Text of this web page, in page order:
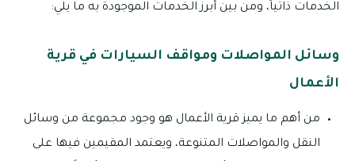
الخدمات ذاتياً، ومن بين أبرز الخدمات الموجودة به ما يلي:
وسائل المواصلات ومواقف السيارات في قرية
الأعمال
من أهم ما يميز قرية الأعمال هو وجود مجموعة من وسائل
النقل والمواصلات المتنوعة، ويعتمد المقيمين فيها على